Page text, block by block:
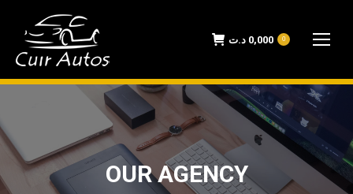
0,000 د.ت 0
OUR AGENCY